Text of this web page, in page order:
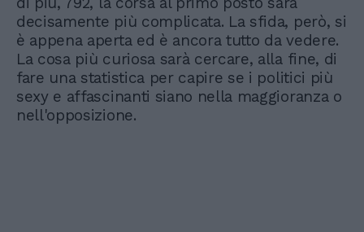
decisamente più complicata. La sfida, però, si
è appena aperta ed è ancora tutto da vedere.
La cosa più curiosa sarà cercare, alla fine, di
fare una statistica per capire se i politici più
sexy e affascinanti siano nella maggioranza o
nell'opposizione.